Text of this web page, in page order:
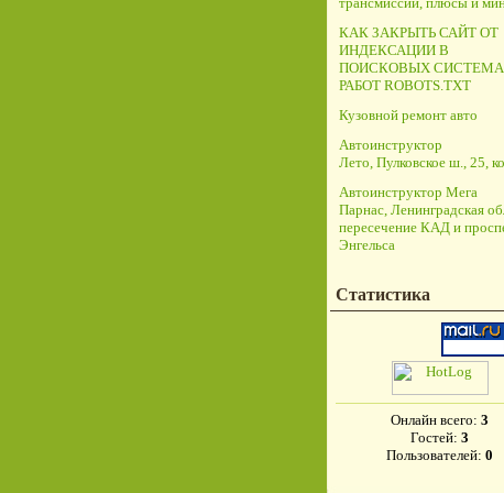
КАК ЗАКРЫТЬ САЙТ ОТ
ИНДЕКСАЦИИ В
ПОИСКОВЫХ
РАБОТ ROBOTS.TXT
Кузовной ремонт авто
Автоинструктор
Лето, Пулковское ш., 25,
Автоинструктор Мега
Парнас, Ленинградская
пересечение КАД и
Энгельса
Статистика
Онлайн всего: 3
Гостей: 3
Пользователей: 0